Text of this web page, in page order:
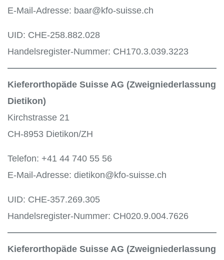
E-Mail-Adresse: baar@kfo-suisse.ch
UID: CHE-258.882.028
Handelsregister-Nummer: CH170.3.039.3223
Kieferorthopäde Suisse AG (Zweigniederlassung
Dietikon)
Kirchstrasse 21
CH-8953 Dietikon/ZH
Telefon: +41 44 740 55 56
E-Mail-Adresse: dietikon@kfo-suisse.ch
UID: CHE-357.269.305
Handelsregister-Nummer: CH020.9.004.7626
Kieferorthopäde Suisse AG (Zweigniederlassung